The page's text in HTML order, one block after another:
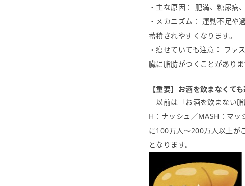
・主な原因： 肥満、糖尿病
・メカニズム： 運動不足や
蓄積されやすくなります。
・痩せていても注意： ファ
臓に脂肪がつくことがありま
【重要】お酒を飲まなくて
以前は「お酒を飲まない
H：ナッシュ／MASH：マ
に100万人〜200万人以上が
となります。